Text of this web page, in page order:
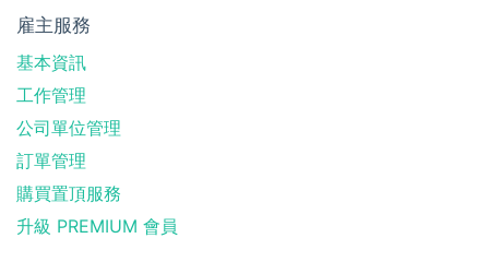
雇主服務
基本資訊
工作管理
公司單位管理
訂單管理
購買置頂服務
升級 PREMIUM 會員